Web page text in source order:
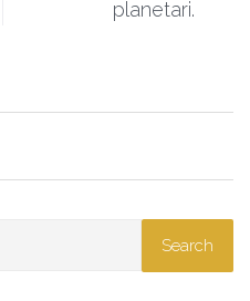
planetari.
Search